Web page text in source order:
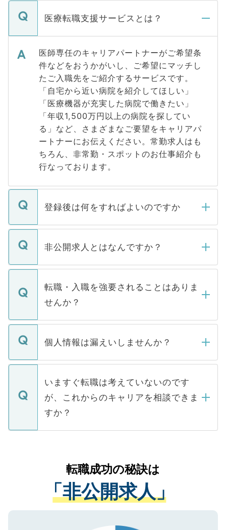
医療転職支援サービスとは？
医師専任のキャリアパートナーがご希望条
件などをおうかがいし、ご希望にマッチし
たご入職先をご紹介するサービスです。
「自宅から近い病院を紹介してほしい」
「医療機器が充実した病院で働きたい」
「年収1,500万円以上の病院を探してい
る」など、さまざまなご要望をキャリアパ
ートナーにお伝えください。常勤求人はも
ちろん、非常勤・スポットのお仕事紹介も
行なっております。
登録後は何をすればよいのですか
ご登録いただきましたら、弊社担当者がご
登録内容を確認し、その後メールもしくは
ます。通常、5営業日以内にはご連絡をせて
いただきますので、しばらくお待ちくださ
非公開求人とはなんですか？
マイナビDOCTORで取り扱っている求人の
うち約3割は、Webサイトからご覧いただ
けない「非公開求人」です。非公開求人は
下記の理由によって、一般には公開してい
ません。
■応募殺到を避けるため 人気のある医療機
関を公にしてしまうと、応募が殺到する場
に、医療機関が求める条件に合った人材の
みを人材紹介会社に依頼するケースが増え
ています。
転職・入職を強要されることはありま
せんか？
転職・入職を強要することは一切ありませ
ん。また、仮に応募先から内定をいただい
定を承諾する必要はありません。内定先へ
の辞退の連絡はキャリアパートナーが行い
個人情報は漏えいしませんか？
個人情報が漏えいすることはありませんの
で、ご安心ください。当サイトからの登録
などで収集したご登録者様の個人情報は、
ご本人のキャリアアップおよび転職活動の
支援を目的に使用いたします。お預かりし
ているすべての個人データはご本人の許可
は、個人情報の取り扱いについての厳密な
管理基準を満たした事業者のみに付与され
る、プライバシーマークを取得済みです。
いますぐ転職は考えていないのです
が、これからのキャリアを相談できま
すか？
かがいして、現在の医療機関の状況や紹介
経験をまじえながら、適切なアドバイスを
させていただきます。すぐにご転職をされ
ない方には、長期的なサポートが可能です
ので、まずはご登録ください。
転職成功の秘訣は
「非公開求人」